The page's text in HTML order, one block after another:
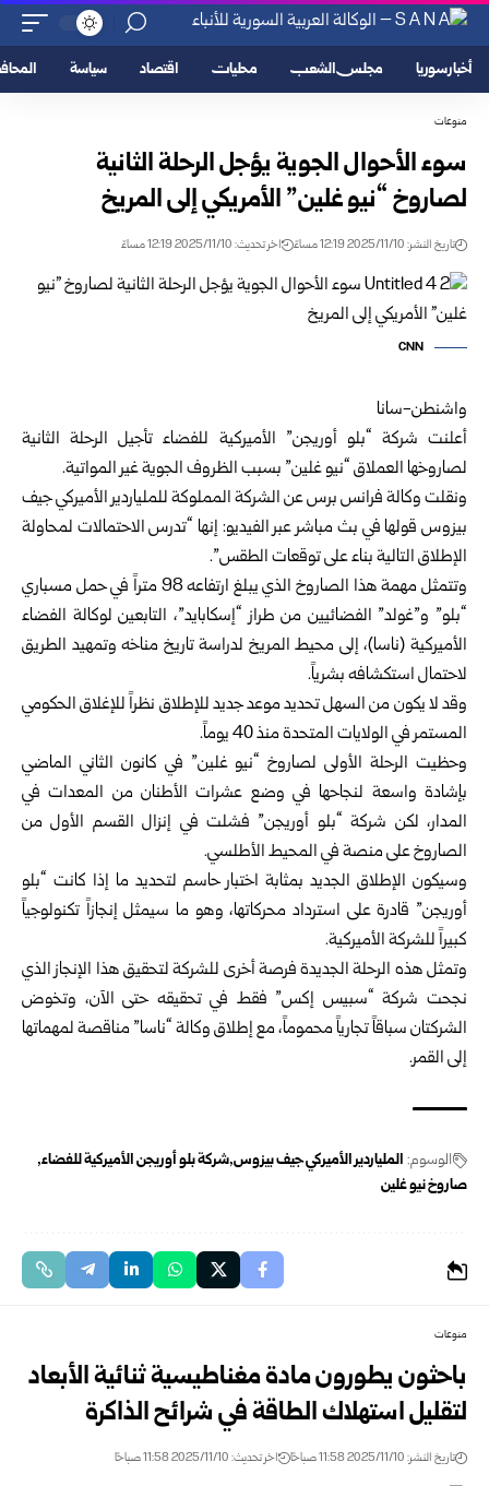
أخبار سوريا مجلس الشعب محليات اقتصاد سياسة
منوعات
سوء الأحوال الجوية يؤجل الرحلة الثانية
لصاروخ “نيو غلين” الأمريكي إلى المريخ
تاريخ النشر: 2025/11/10 12:19 مساءً اخر تحديث: 2025/11/10 12:19 مساءً
CNN
واشنطن-سانا
أعلنت شركة “بلو أوريجن” الأميركية للفضاء تأجيل الرحلة الثانية
لصاروخها العملاق “نيو غلين” بسبب الظروف الجوية غير المواتية.
ونقلت وكالة فرانس برس عن الشركة المملوكة للملياردير الأميركي جيف
بيزوس قولها في بث مباشر عبر الفيديو: إنها “تدرس الاحتمالات لمحاولة
الإطلاق التالية بناء على توقعات الطقس”.
وتتمثل مهمة هذا الصاروخ الذي يبلغ ارتفاعه 98 متراً في حمل مسباري
“بلو” و”غولد” الفضائيين من طراز “إسكابايد”، التابعين لوكالة الفضاء
الأميركية (ناسا)، إلى محيط المريخ لدراسة تاريخ مناخه وتمهيد الطريق
لاحتمال استكشافه بشرياً.
وقد لا يكون من السهل تحديد موعد جديد للإطلاق نظراً للإغلاق الحكومي
المستمر في الولايات المتحدة منذ 40 يوماً.
وحظيت الرحلة الأولى لصاروخ “نيو غلين” في كانون الثاني الماضي
بإشادة واسعة لنجاحها في وضع عشرات الأطنان من المعدات في
المدار، لكن شركة “بلو أوريجن” فشلت في إنزال القسم الأول من
الصاروخ على منصة في المحيط الأطلسي.
وسيكون الإطلاق الجديد بمثابة اختبار حاسم لتحديد ما إذا كانت “بلو
أوريجن” قادرة على استرداد محركاتها، وهو ما سيمثل إنجازاً تكنولوجياً
كبيراً للشركة الأميركية.
وتمثل هذه الرحلة الجديدة فرصة أخرى للشركة لتحقيق هذا الإنجاز الذي
نجحت شركة “سبيس إكس” فقط في تحقيقه حتى الآن، وتخوض
الشركتان سباقاً تجارياً محموماً، مع إطلاق وكالة “ناسا” مناقصة لمهماتها
إلى القمر.
الوسوم: الملياردير الأميركي جيف بيزوس شركة بلو أوريجن الأميركية للفضاء
صاروخ نيو غلين
منوعات
باحثون يطورون مادة مغناطيسية ثنائية الأبعاد
لتقليل استهلاك الطاقة في شرائح الذاكرة
تاريخ النشر: 2025/11/10 11:58 صباحًا اخر تحديث: 2025/11/10 11:58 صباحًا